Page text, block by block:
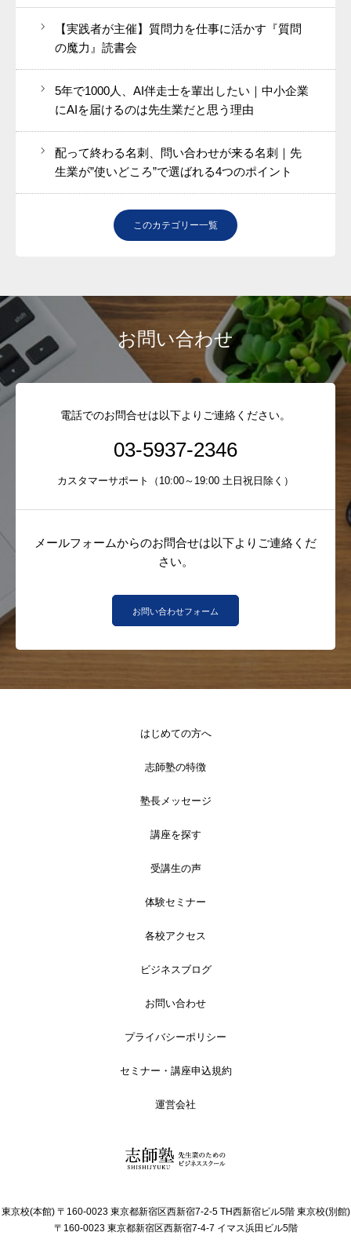
【実践者が主催】質問力を仕事に活かす『質問
の魔力』読書会
5年で1000人、AI伴走士を輩出したい｜中小企業
にAIを届けるのは先生業だと思う理由
配って終わる名刺、問い合わせが来る名刺｜先
生業が”使いどころ”で選ばれる4つのポイント
このカテゴリー一覧
お問い合わせ
電話でのお問合せは以下よりご連絡ください。
03-5937-2346
カスタマーサポート（10:00～19:00 土日祝日除く）
メールフォームからのお問合せは以下よりご連絡くだ
さい。
お問い合わせフォーム
はじめての方へ
志師塾の特徴
塾長メッセージ
講座を探す
受講生の声
体験セミナー
各校アクセス
ビジネスブログ
お問い合わせ
プライバシーポリシー
セミナー・講座申込規約
運営会社
東京校(本館) 〒160-0023 東京都新宿区西新宿7-2-5 TH西新宿ビル5階東京校(別館)
〒160-0023 東京都新宿区西新宿7-4-7 イマス浜田ビル5階